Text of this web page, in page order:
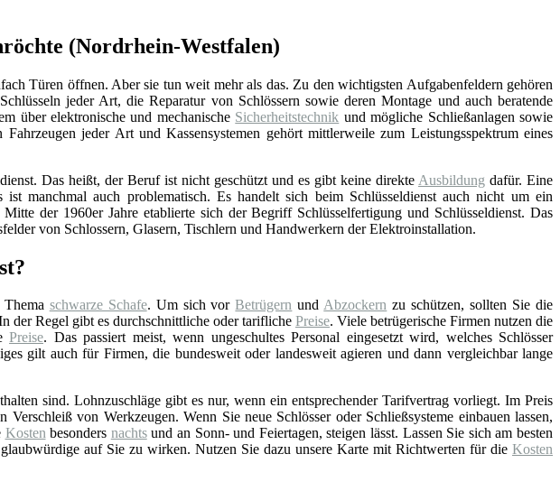
(Nordrhein-Westfalen)
Türen öffnen. Aber sie tun weit mehr als das. Zu den wichtigsten Aufgabenfeldern gehören
jeder Art, die Reparatur von Schlössern sowie deren Montage und auch beratende
über elektronische und mechanische Sicherheitstechnik und mögliche Schließanlagen sowie
jeder Art und Kassensystemen gehört mittlerweile zum Leistungsspektrum eines
Das heißt, der Beruf ist nicht geschützt und es gibt keine direkte Ausbildung dafür. Eine
ist manchmal auch problematisch. Es handelt sich beim Schlüsseldienst auch nicht um ein
der 1960er Jahre etablierte sich der Begriff Schlüsselfertigung und Schlüsseldienst. Das
von Schlossern, Glasern, Tischlern und Handwerkern der Elektroinstallation.
schwarze Schafe. Um sich vorBetrügern undAbzockern zu schützen, sollten Sie die
der Regel gibt es durchschnittliche oder tarifliche Preise. Viele betrügerische Firmen nutzen die
Preise. Das passiert meist, wenn ungeschultes Personal eingesetzt wird, welches Schlösser
gilt auch für Firmen, die bundesweit oder landesweit agieren und dann vergleichbar lange
sind. Lohnzuschläge gibt es nur, wenn ein entsprechender Tarifvertrag vorliegt. Im Preis
von Werkzeugen. Wenn Sie neue Schlösser oder Schließsysteme einbauen lassen,
Kostenbesonders nachtsund an Sonn- und Feiertagen, steigen lässt. Lassen Sie sich am besten
glaubwürdige auf Sie zu wirken. Nutzen Sie dazu unsere Karte mit Richtwerten für die Kosten